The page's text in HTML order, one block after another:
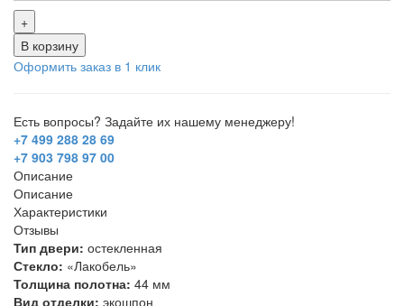
+
В корзину
Оформить заказ в 1 клик
Есть вопросы? Задайте их нашему менеджеру!
+7 499 288 28 69
+7 903 798 97 00
Описание
Описание
Характеристики
Отзывы
Тип двери: остекленная
Стекло: «Лакобель»
Толщина полотна: 44 мм
Вид отделки: экошпон